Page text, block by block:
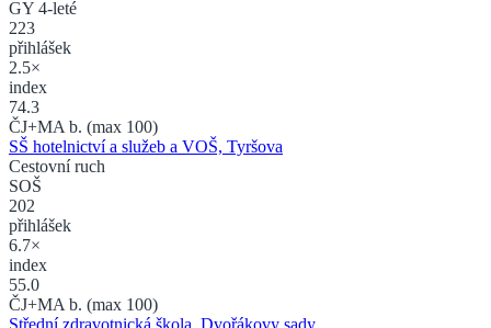
GY 4-leté
223
přihlášek
2.5×
index
74.3
ČJ+MA b. (max 100)
SŠ hotelnictví a služeb a VOŠ, Tyršova
Cestovní ruch
SOŠ
202
přihlášek
6.7×
index
55.0
ČJ+MA b. (max 100)
Střední zdravotnická škola, Dvořákovy sady